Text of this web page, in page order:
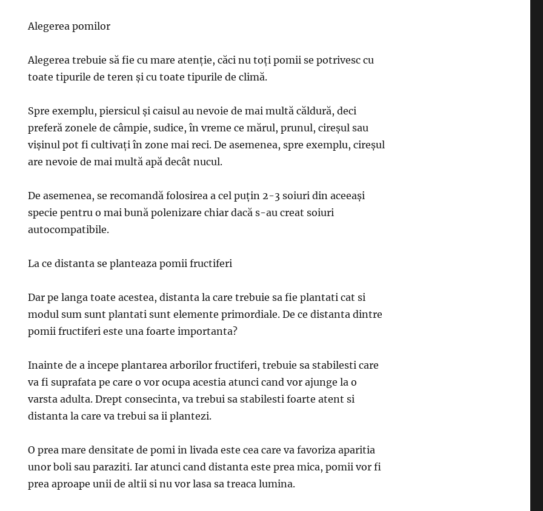
Alegerea pomilor
Alegerea trebuie să fie cu mare atenţie, căci nu toţi pomii se potrivesc cu
toate tipurile de teren şi cu toate tipurile de climă.
Spre exemplu, piersicul şi caisul au nevoie de mai multă căldură, deci
preferă zonele de câmpie, sudice, în vreme ce mărul, prunul, cireşul sau
vişinul pot fi cultivaţi în zone mai reci. De asemenea, spre exemplu, cireşul
are nevoie de mai multă apă decât nucul.
De asemenea, se recomandă folosirea a cel puţin 2-3 soiuri din aceeaşi
specie pentru o mai bună polenizare chiar dacă s-au creat soiuri
autocompatibile.
La ce distanta se planteaza pomii fructiferi
Dar pe langa toate acestea, distanta la care trebuie sa fie plantati cat si
modul sum sunt plantati sunt elemente primordiale. De ce distanta dintre
pomii fructiferi este una foarte importanta?
Inainte de a incepe plantarea arborilor fructiferi, trebuie sa stabilesti care
va fi suprafata pe care o vor ocupa acestia atunci cand vor ajunge la o
varsta adulta. Drept consecinta, va trebui sa stabilesti foarte atent si
distanta la care va trebui sa ii plantezi.
O prea mare densitate de pomi in livada este cea care va favoriza aparitia
unor boli sau paraziti. Iar atunci cand distanta este prea mica, pomii vor fi
prea aproape unii de altii si nu vor lasa sa treaca lumina.